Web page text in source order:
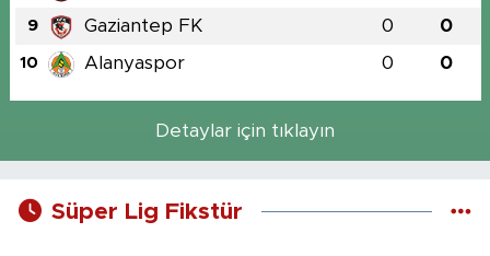
9 Gaziantep FK 0 0
10 Alanyaspor 0 0
Detaylar için tıklayın
Süper Lig Fikstür